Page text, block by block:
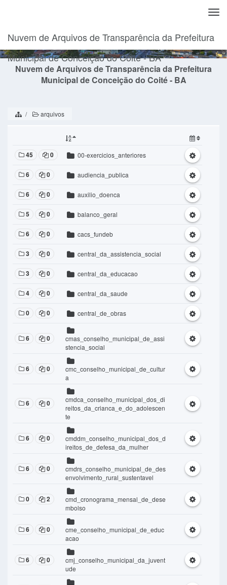
Nuvem de Arquivos de Transparência da Prefeitura
Municipal de Conceição do Coité - BA
Nuvem de Arquivos de Transparência da Prefeitura
Municipal de Conceição do Coité - BA
arquivos
45 0 00-exercicios_anteriores
6 0 audiencia_publica
6 0 auxilio_doenca
5 0 balanco_geral
6 0 cacs_fundeb
3 0 central_da_assistencia_social
3 0 central_da_educacao
4 0 central_da_saude
0 0 central_de_obras
6 0
cmas_conselho_municipal_de_assi
stencia_social
6 0
cmc_conselho_municipal_de_cultur
a
6 0
cmdca_conselho_municipal_dos_di
reitos_da_crianca_e_do_adolescen
te
6 0
cmddm_conselho_municipal_dos_d
ireitos_de_defesa_da_mulher
6 0
cmdrs_conselho_municipal_de_des
envolvimento_rural_sustentavel
0 2
cmd_cronograma_mensal_de_dese
mbolso
6 0
cme_conselho_municipal_de_educ
acao
6 0
cmj_conselho_municipal_da_juvent
ude